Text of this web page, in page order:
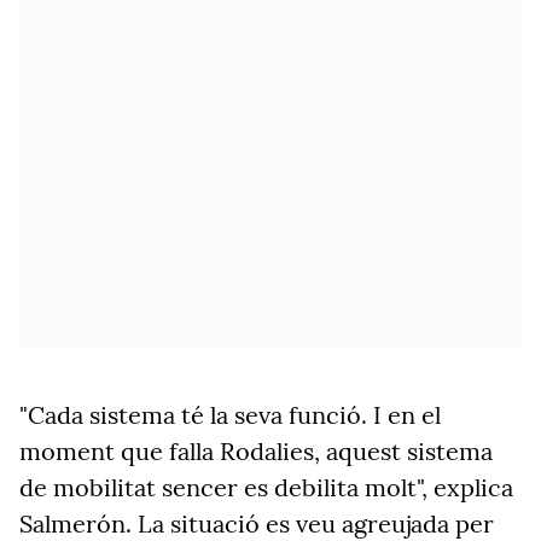
"Cada sistema té la seva funció. I en el
moment que falla Rodalies, aquest sistema
de mobilitat sencer es debilita molt", explica
Salmerón. La situació es veu agreujada per